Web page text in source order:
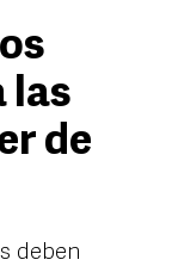
las
de
deben